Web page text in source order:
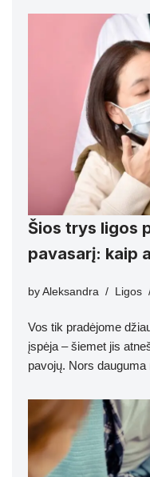
Šios trys ligos
pavasarį: kaip
by Aleksandra Ligos
Vos tik pradėjome
įspėja – šiemet jis
pavojų. Nors